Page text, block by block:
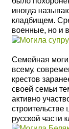
иногда
кладбищем.
военные, но и
Семейная
всему,
крестов
своей семьи
активно
строительстве
русской части